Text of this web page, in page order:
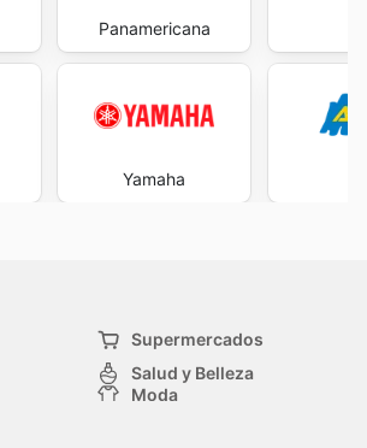
Panamericana
Yamaha
Supermercados
Salud y Belleza
Moda
y jardinería